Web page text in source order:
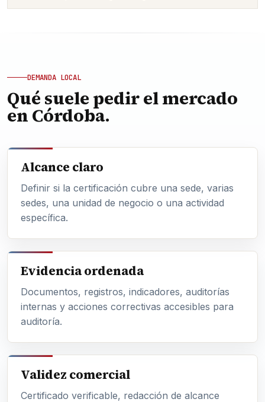
DEMANDA LOCAL
Qué suele pedir el mercado
en Córdoba.
Alcance claro
Definir si la certificación cubre una sede, varias
sedes, una unidad de negocio o una actividad
específica.
Evidencia ordenada
Documentos, registros, indicadores, auditorías
internas y acciones correctivas accesibles para
auditoría.
Validez comercial
Certificado verificable, redacción de alcance